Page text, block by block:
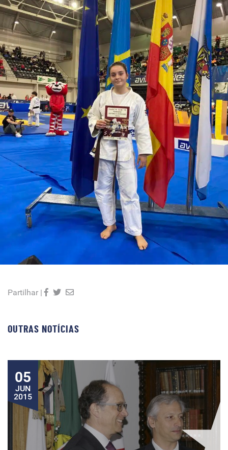
Partilhar |
OUTRAS NOTÍCIAS
05
JUN
2015